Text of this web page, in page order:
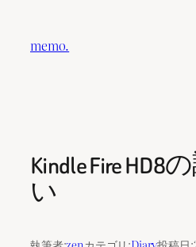
memo.
Kindle Fire
い